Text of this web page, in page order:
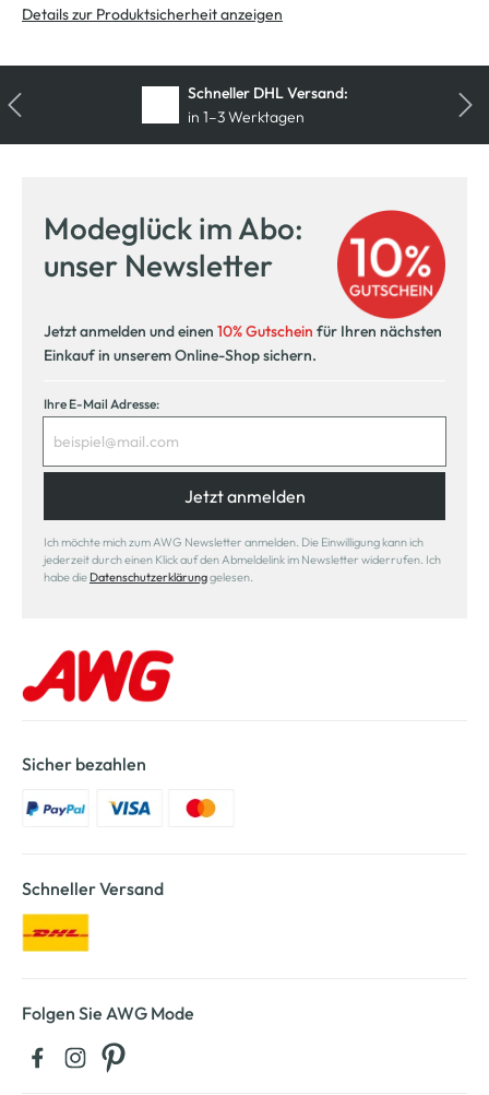
Details zur Produktsicherheit anzeigen
Kostenfreie Rücksendung
innerhalb 14 Tage
Modeglück im Abo:
unser Newsletter
Jetzt anmelden und einen 10% Gutschein für Ihren nächsten
Einkauf in unserem Online-Shop sichern.
Ihre E-Mail Adresse:
Jetzt anmelden
Ich möchte mich zum AWG Newsletter anmelden. Die Einwilligung kann ich
jederzeit durch einen Klick auf den Abmeldelink im Newsletter widerrufen. Ich
habe die Datenschutzerklärunggelesen.
Sicher bezahlen
Schneller Versand
Folgen Sie AWG Mode